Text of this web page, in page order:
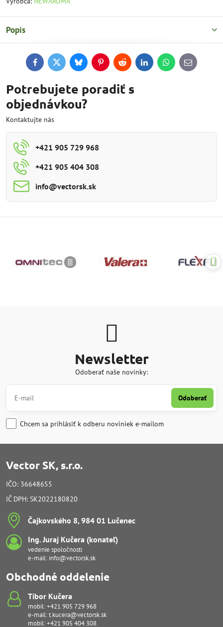
Popis
FacebookTwitterBlueskyPinterestReddit LinkedInWhatsApp
E-
mail
Potrebujete poradiť s
objednávkou?
Kontaktujte nás
+421 905 729 968
+421 905 404 308
info​@vectorsk​.sk
Newsletter
Odoberať naše novinky:
Odoberať
Chcem sa prihlásiť k odberu noviniek e-mailom
Vector SK, s.r.o.
IČO: 36648655
IČ DPH: SK2022180820
Čajkovského 8, 984 01 Lučenec
Ing​. Juraj Kučera (konateľ)
vedenie spoločnosti
e-mail: info@vectorsk.sk
Obchodné oddelenie
Tibor Kučera
mobil:+421 905 729 968
e-mail:t.kucera@vectorsk.sk
mobil:+421 905 404 308